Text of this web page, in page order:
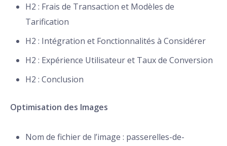
H2 : Frais de Transaction et Modèles de
Tarification
H2 : Intégration et Fonctionnalités à Considérer
H2 : Expérience Utilisateur et Taux de Conversion
H2 : Conclusion
Optimisation des Images
Nom de fichier de l’image : passerelles-de-